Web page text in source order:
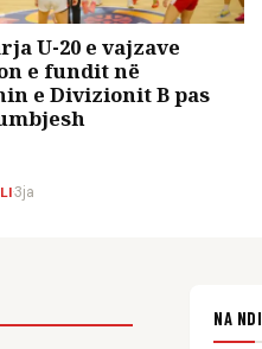
U-20 e vajzave
e fundit në
e Divizionit B pas
·3ja
NA